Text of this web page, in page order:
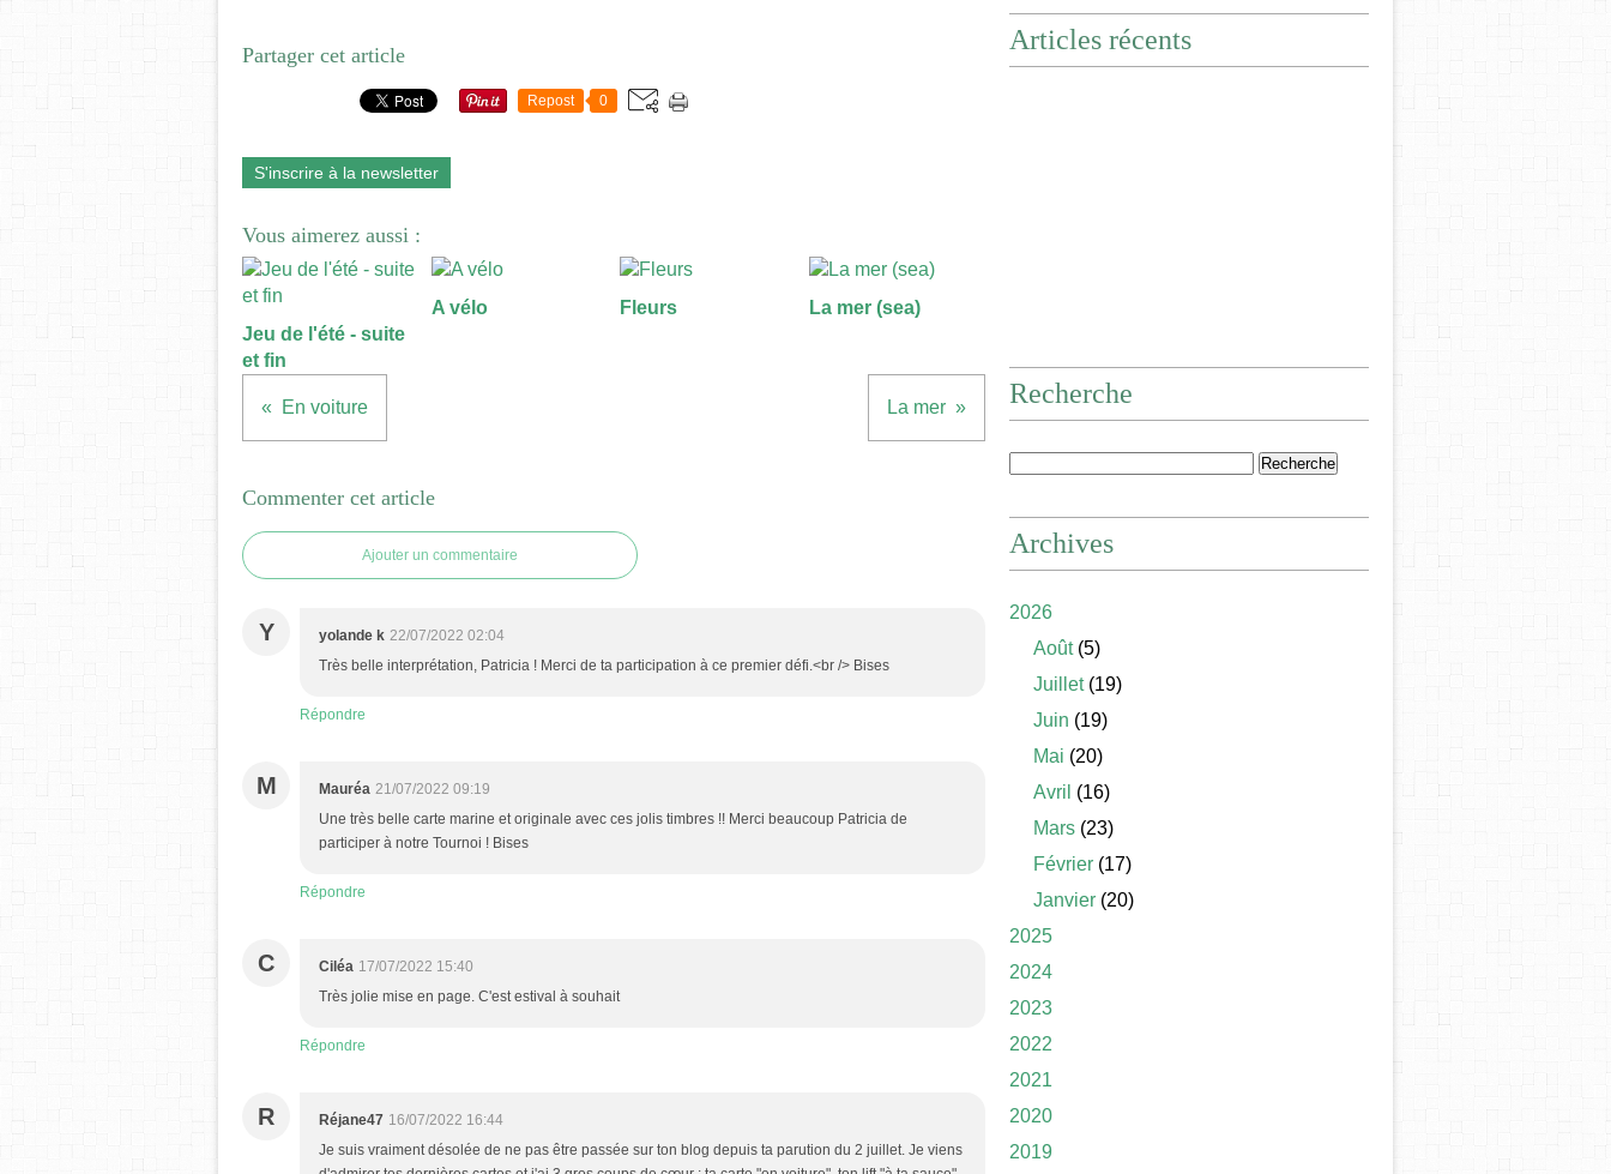
Partager cet article
Repost 0
S'inscrire à la newsletter
Vous aimerez aussi :
Jeu de l'été - suite
et fin
A vélo Fleurs La mer (sea)
En voiture La mer
Commenter cet article
Ajouter un commentaire
Y yolande k 22/07/2022 02:04
Très belle interprétation, Patricia ! Merci de ta participation à ce premier défi.<br /> Bises
Répondre
M Mauréa 21/07/2022 09:19
Une très belle carte marine et originale avec ces jolis timbres !! Merci beaucoup Patricia de
participer à notre Tournoi ! Bises
Répondre
C Ciléa 17/07/2022 15:40
Très jolie mise en page. C'est estival à souhait
Répondre
R Réjane47 16/07/2022 16:44
Je suis vraiment désolée de ne pas être passée sur ton blog depuis ta parution du 2 juillet. Je viens
Articles récents
Recherche
Archives
2026
Août(5)
Juillet(19)
Juin (19)
Mai (20)
Avril (16)
Mars (23)
Février (17)
Janvier (20)
2025
2024
2023
2022
2021
2020
2019